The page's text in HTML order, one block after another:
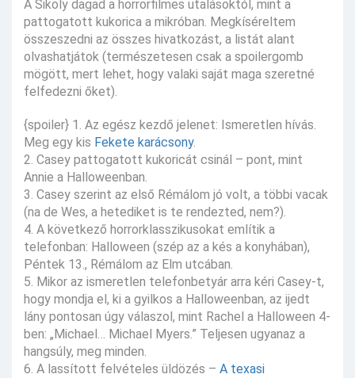
A Sikoly dagad a horrorfilmes utalásoktól, mint a
pattogatott kukorica a mikróban. Megkíséreltem
összeszedni az összes hivatkozást, a listát alant
olvashatjátok (természetesen csak a spoilergomb
mögött, mert lehet, hogy valaki saját maga szeretné
felfedezni őket).
{spoiler} 1. Az egész kezdő jelenet: Ismeretlen hívás.
Meg egy kis Fekete karácsony.
2. Casey pattogatott kukoricát csinál – pont, mint
Annie a Halloweenban.
3. Casey szerint az első Rémálom jó volt, a többi vacak
(na de Wes, a hetediket is te rendezted, nem?).
4. A következő horrorklasszikusokat említik a
telefonban: Halloween (szép az a kés a konyhában),
Péntek 13., Rémálom az Elm utcában.
5. Mikor az ismeretlen telefonbetyár arra kéri Casey-t,
hogy mondja el, ki a gyilkos a Halloweenban, az ijedt
lány pontosan úgy válaszol, mint Rachel a Halloween 4-
ben: „Michael… Michael Myers.” Teljesen ugyanaz a
hangsúly, meg minden.
6. A lassított felvételes üldözés – A texasi